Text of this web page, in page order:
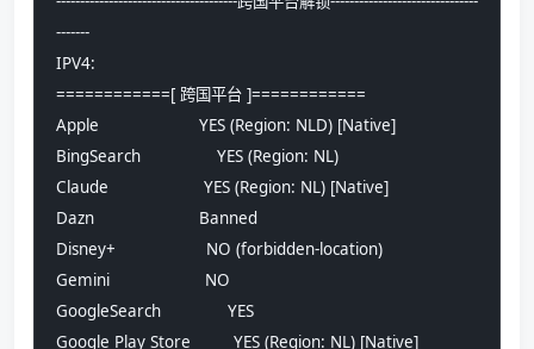
-------
IPV4:
============[ 跨国平台 ]============
Apple                     YES (Region: NLD) [Native]
BingSearch                YES (Region: NL)
Claude                    YES (Region: NL) [Native]
Dazn                      Banned
Disney+                   NO (forbidden-location)
Gemini                    NO
GoogleSearch              YES
Google Play Store         YES (Region: NL) [Native]